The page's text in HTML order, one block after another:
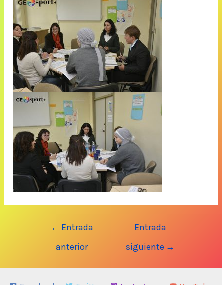
Navegación
← Entrada
anterior
Entrada
siguiente →